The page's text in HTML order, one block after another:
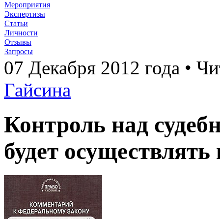
Мероприятия
Экспертизы
Статьи
Личности
Отзывы
Запросы
07 Декабря 2012 года •
Гайсина
Контроль над
будет осуществлять